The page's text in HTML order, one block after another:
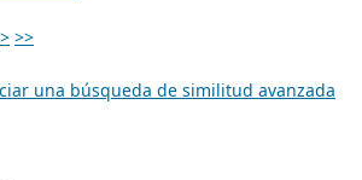
> >>
una búsqueda de similitud avanzada